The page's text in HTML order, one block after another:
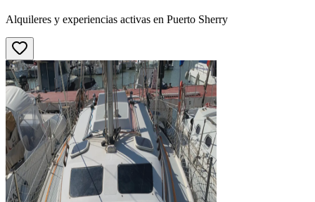
Alquileres y experiencias activas en Puerto Sherry